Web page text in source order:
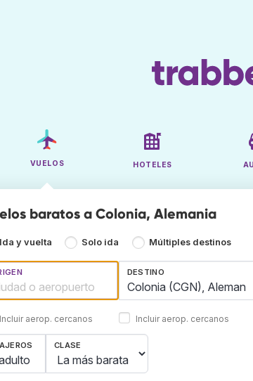
VUELOS HOTELES
baratos a Colonia, Alemania
Ida y vuelta Solo ida Múltiples destinos
Incluir aerop. cercanos
DESTINO
Incluir aerop. cercanos
CLASE